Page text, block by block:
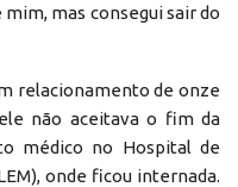
mas consegui sair do
relacionamento de onze
não aceitava o fim da
médico no Hospital de
onde ficou internada.